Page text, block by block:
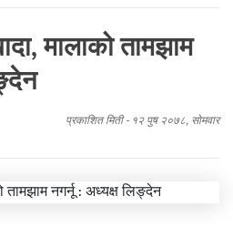
मालाको तामझाम
प्रकाशित मिती - १२ पुष २०७८, सोमवार